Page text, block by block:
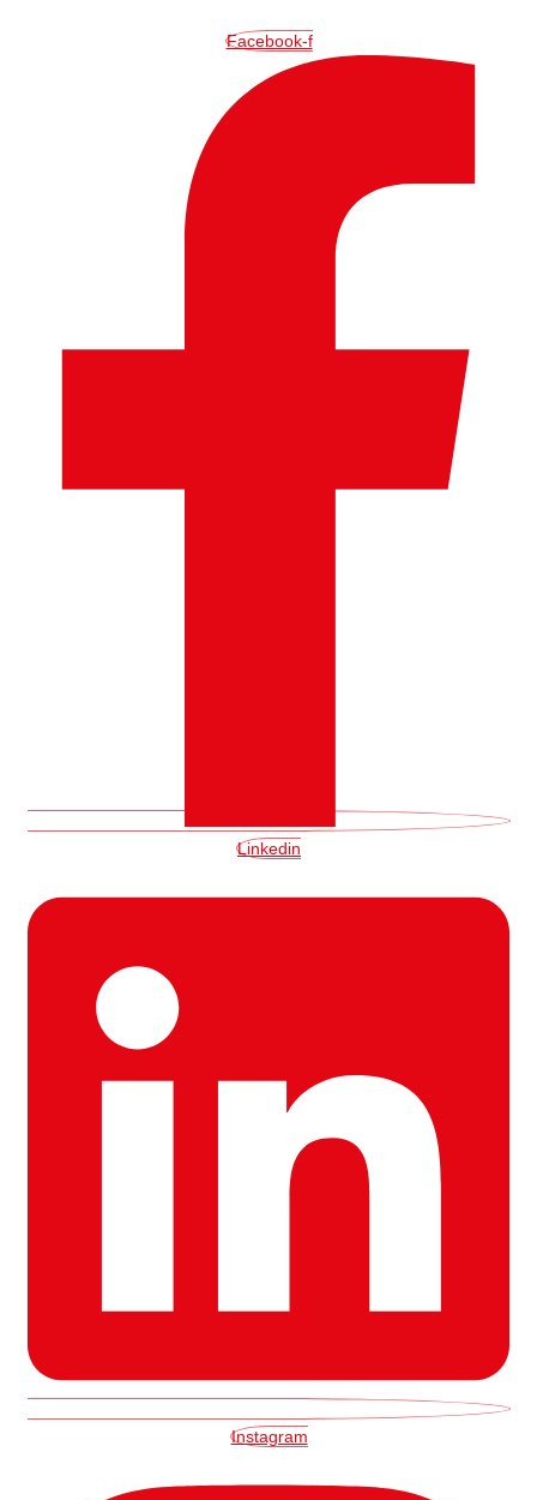
Facebook-f
Linkedin
Instagram